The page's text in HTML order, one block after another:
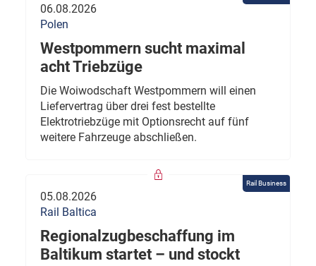
06.08.2026
Polen
Westpommern sucht maximal
acht Triebzüge
Die Woiwodschaft Westpommern will einen
Liefervertrag über drei fest bestellte
Elektrotriebzüge mit Optionsrecht auf fünf
weitere Fahrzeuge abschließen.
Rail Business
05.08.2026
Rail Baltica
Regionalzugbeschaffung im
Baltikum startet – und stockt